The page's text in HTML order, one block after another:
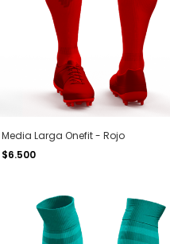
Media Larga Onefit - Rojo
$6.500